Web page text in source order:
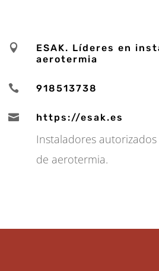

ESAK. Líderes en
aerotermia
 918513738
 https://esak.es
Instaladores
de aerotermia.